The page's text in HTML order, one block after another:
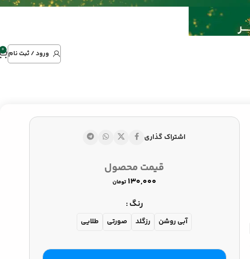
ورود / ثبت نام 0
اشتراک گذاری
قیمت محصول
تومان
رنگ
آبی روشن رزگلد صورتی طلایی